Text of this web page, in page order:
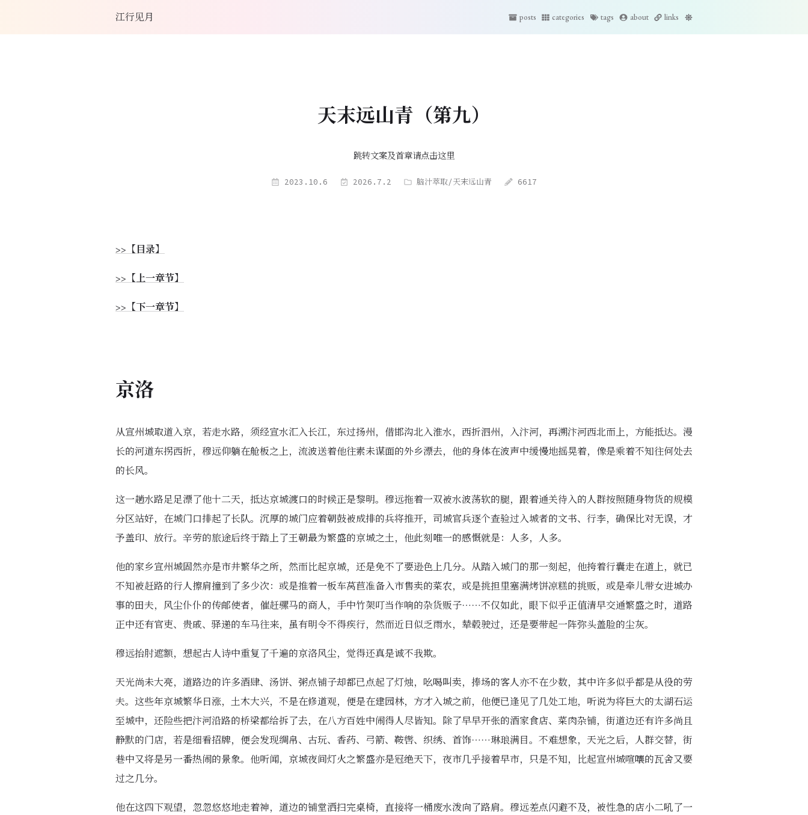
江行见月 posts categories tags about links
天末远山青（第九）
跳转文案及首章请点击这里
2023.10.6 2026.7.2 脑汁萃取/天末远山青 6617
>>【目录】
>>【上一章节】
>>【下一章节】
京洛
从宣州城取道入京，若走水路，须经宣水汇入长江，东过扬州，借邯沟北入淮水，西折泗州，入汴河，再溯汴河西北而上，方能抵达。漫
长的河道东拐西折，穆远仰躺在舱板之上，流波送着他往素未谋面的外乡漂去，他的身体在波声中缓慢地摇晃着，像是乘着不知往何处去
的长风。
这一趟水路足足漂了他十二天，抵达京城渡口的时候正是黎明。穆远拖着一双被水波荡软的腿，跟着通关待入的人群按照随身物货的规模
分区站好，在城门口排起了长队。沉厚的城门应着朝鼓被成排的兵将推开，司城官兵逐个查验过入城者的文书、行李，确保比对无误，才
予盖印、放行。辛劳的旅途后终于踏上了王朝最为繁盛的京城之土，他此刻唯一的感慨就是：人多，人多。
他的家乡宣州城固然亦是市井繁华之所，然而比起京城，还是免不了要逊色上几分。从踏入城门的那一刻起，他挎着行囊走在道上，就已
不知被赶路的行人擦肩撞到了多少次：或是推着一板车莴苣准备入市售卖的菜农，或是挑担里塞满烤饼凉糕的挑贩，或是牵儿带女进城办
事的田夫，风尘仆仆的传邮使者，催赶骡马的商人，手中竹架叮当作响的杂货贩子……不仅如此，眼下似乎正值清早交通繁盛之时，道路
正中还有官吏、贵戚、驿递的车马往来，虽有明令不得疾行，然而近日似乏雨水，辇毂驶过，还是要带起一阵弥头盖脸的尘灰。
穆远抬肘遮额，想起古人诗中重复了千遍的京洛风尘，觉得还真是诚不我欺。
天光尚未大亮，道路边的许多酒肆、汤饼、粥点铺子却都已点起了灯烛，吆喝叫卖，捧场的客人亦不在少数，其中许多似乎都是从役的劳
夫。这些年京城繁华日涨，土木大兴，不是在修道观，便是在建园林，方才入城之前，他便已逢见了几处工地，听说为将巨大的太湖石运
至城中，还险些把汴河沿路的桥梁都给拆了去，在八方百姓中闹得人尽皆知。除了早早开张的酒家食店、菜肉杂铺，街道边还有许多尚且
静默的门店，若是细看招牌，便会发现绸帛、古玩、香药、弓箭、鞍辔、织绣、首饰……琳琅满目。不难想象，天光之后，人群交替，街
巷中又将是另一番热闹的景象。他听闻，京城夜间灯火之繁盛亦是冠绝天下，夜市几乎接着早市，只是不知，比起宣州城喧嚷的瓦舍又要
过之几分。
他在这四下观望，忽忽悠悠地走着神，道边的铺堂洒扫完桌椅，直接将一桶废水泼向了路肩。穆远差点闪避不及，被性急的店小二吼了一